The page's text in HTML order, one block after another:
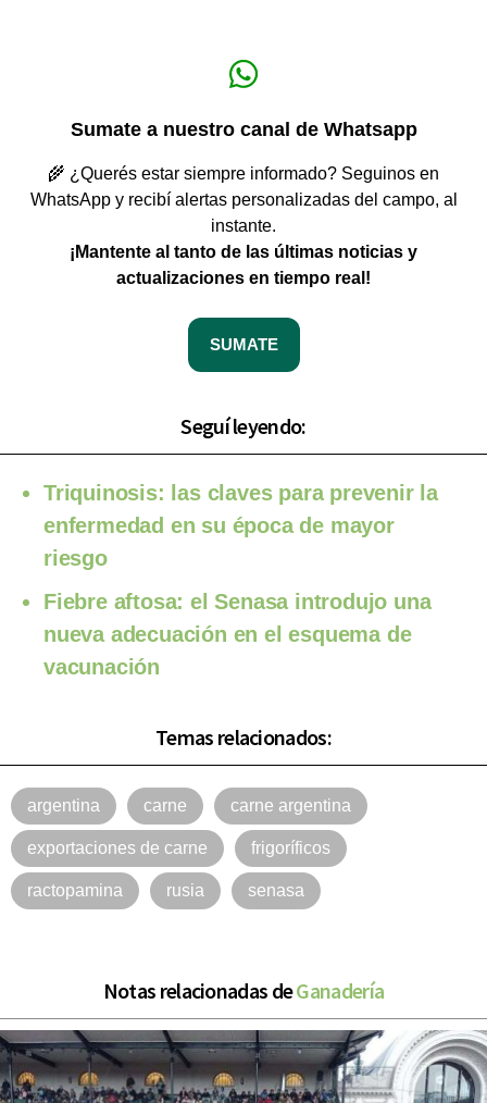
Sumate a nuestro canal de Whatsapp
🌾 ¿Querés estar siempre informado? Seguinos en
WhatsApp y recibí alertas personalizadas del campo, al
instante.
¡Mantente al tanto de las últimas noticias y
actualizaciones en tiempo real!
SUMATE
Seguí leyendo:
Triquinosis: las claves para prevenir la
enfermedad en su época de mayor
riesgo
Fiebre aftosa: el Senasa introdujo una
nueva adecuación en el esquema de
vacunación
Temas relacionados:
argentina carne carne argentina
exportaciones de carne frigoríficos
ractopamina rusia senasa
Notas relacionadas deGanadería